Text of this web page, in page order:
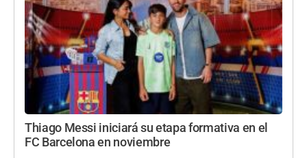
Thiago Messi iniciará su etapa formativa en el
FC Barcelona en noviembre